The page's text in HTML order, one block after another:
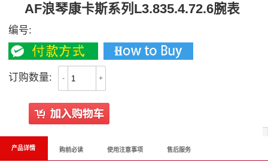
AF浪琴康卡斯系列L3.835.4.72.6腕表
编号:
订购数量: - +
产品详情 购前必读 使用注意事项 售后服务